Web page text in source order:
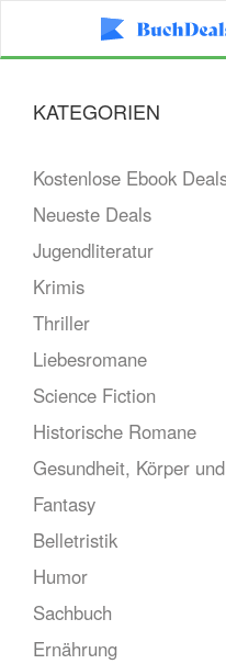
KATEGORIEN
Kostenlose Ebook
Neueste Deals
Jugendliteratur
Krimis
Thriller
Liebesromane
Science Fiction
Historische Romane
Gesundheit, Körper
Fantasy
Belletristik
Humor
Sachbuch
Ernährung